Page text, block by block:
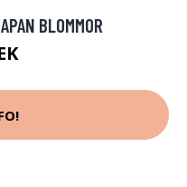
BLOMMOR